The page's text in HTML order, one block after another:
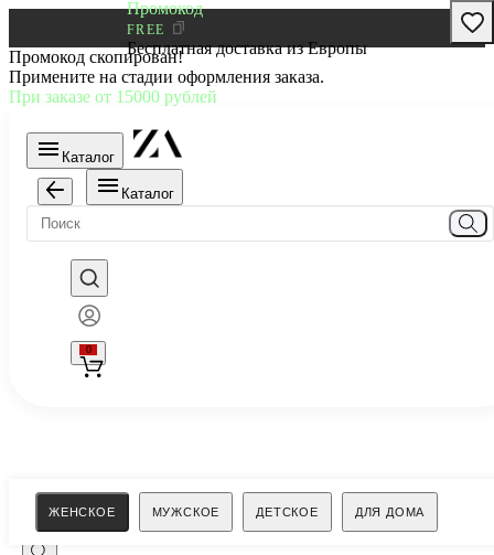
Промокод
FREE
Бесплатная доставка из Европы
Промокод скопирован!
Примените на стадии оформления заказа.
При заказе от 15000 рублей
Каталог
Каталог
0
ЖЕНСКОЕ МУЖСКОЕ ДЕТСКОЕ ДЛЯ ДОМА
Поиск